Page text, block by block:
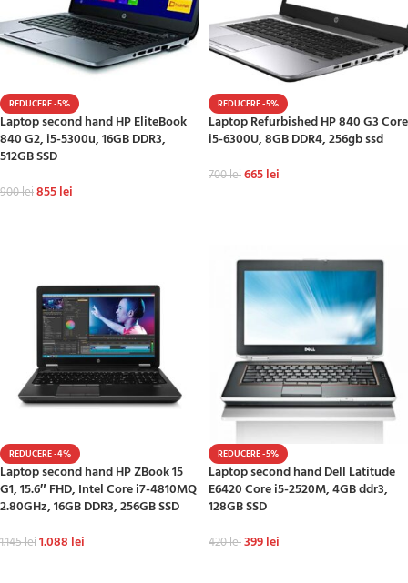
REDUCERE -5%
Laptop second hand HP EliteBook
840 G2, i5-5300u, 16GB DDR3,
512GB SSD
900lei855lei
REDUCERE -5%
Laptop Refurbished HP 840 G3 Core
i5-6300U, 8GB DDR4, 256gb ssd
700lei665lei
REDUCERE -4%
Laptop second hand HP ZBook 15
G1, 15.6″ FHD, Intel Core i7-4810MQ
2.80GHz, 16GB DDR3, 256GB SSD
1.145lei1.088 lei
REDUCERE -5%
Laptop second hand Dell Latitude
E6420 Core i5-2520M, 4GB ddr3,
128GB SSD
420lei399lei